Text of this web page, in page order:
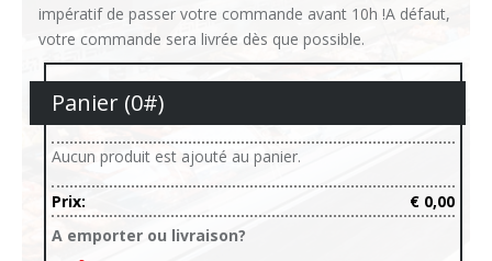
impératif de passer votre commande avant 10h !A défaut,
votre commande sera livrée dès que possible.
Panier (0#)
Aucun produit est ajouté au panier.
Prix:
€ 0,00
A emporter ou livraison?